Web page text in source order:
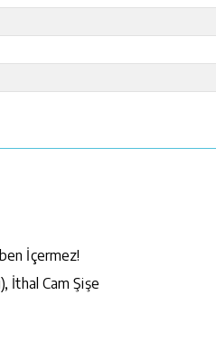
İçermez!
İthal Cam Şişe